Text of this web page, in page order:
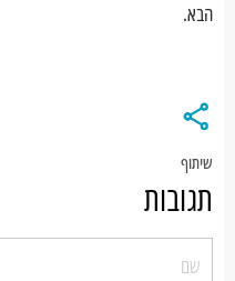
הבא.
שיתוף
תגובות